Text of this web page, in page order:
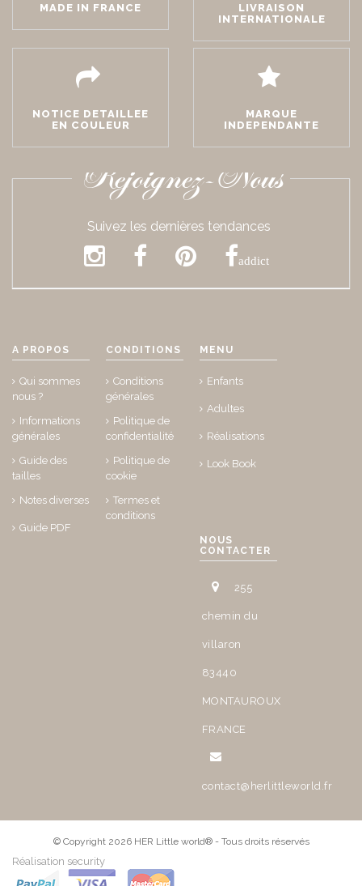
MADE IN FRANCE
LIVRAISON
INTERNATIONALE
NOTICE DETAILLEE
EN COULEUR
MARQUE
INDEPENDANTE
Rejoignez-Nous
Suivez les dernières tendances
addict
A PROPOS
Qui sommes
nous ?
Informations
générales
Guide des
tailles
Notes diverses
Guide PDF
CONDITIONS
Conditions
générales
Politique de
confidentialité
Politique de
cookie
Termes et
conditions
MENU
Enfants
Adultes
Réalisations
Look Book
NOUS
CONTACTER
255
chemin du
villaron
83440
MONTAUROUX
FRANCE
contact@herlittleworld.fr
© Copyright 2026 HER Little world® - Tous droits réservés
Réalisation security